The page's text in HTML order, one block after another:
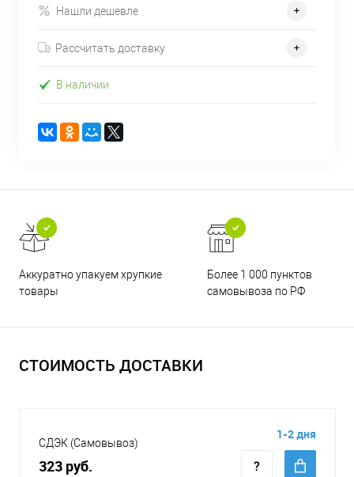
Нашли дешевле
Рассчитать доставку
В наличии
Аккуратно упакуем хрупкие
товары
Более 1 000 пунктов
самовывоза по РФ
СТОИМОСТЬ ДОСТАВКИ
СДЭК (Самовывоз)
323 руб.
1-2 дня